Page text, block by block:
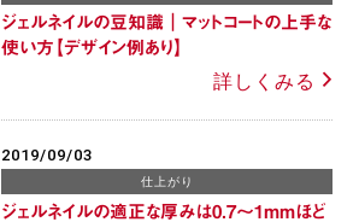
ジェルネイルの豆知識｜マットコートの上手な
使い方【デザイン例あり】
詳しくみる
2019/09/03
仕上がり
ジェルネイルの適正な厚みは0.7～1mmほど